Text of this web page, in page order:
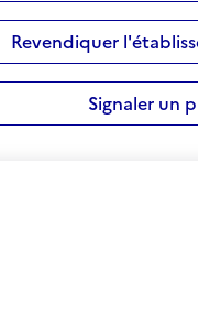
Revendiquer
Signaler un